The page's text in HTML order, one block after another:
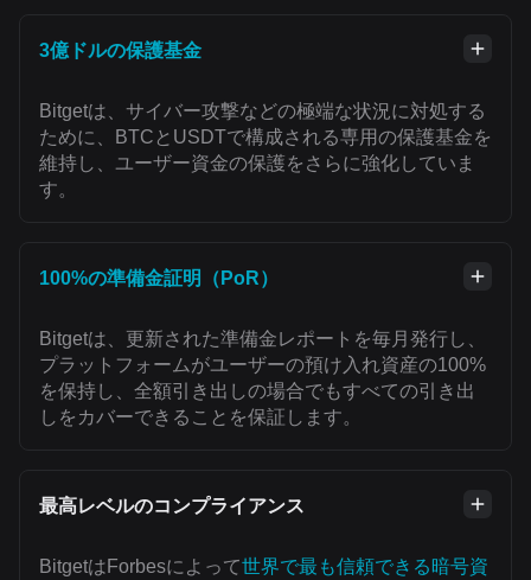
3億ドルの保護基金
Bitgetは、サイバー攻撃などの極端な状況に対処する
ために、BTCとUSDTで構成される専用の保護基金を
維持し、ユーザー資金の保護をさらに強化していま
す。
100%の準備金証明（PoR）
Bitgetは、更新された準備金レポートを毎月発行し、
プラットフォームがユーザーの預け入れ資産の100%
を保持し、全額引き出しの場合でもすべての引き出
しをカバーできることを保証します。
最高レベルのコンプライアンス
BitgetはForbesによって世界で最も信頼できる暗号資